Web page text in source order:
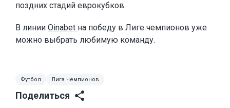
поздних стадий еврокубков.
В линии Oinabet на победу в Лиге чемпионов уже
можно выбрать любимую команду.
Футбол Лига чемпионов
Поделиться